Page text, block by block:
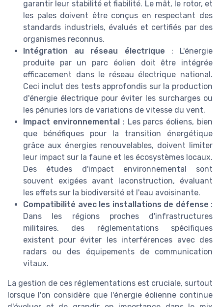
garantir leur stabilité et fiabilité. Le mât, le rotor, et
les pales doivent être conçus en respectant des
standards industriels, évalués et certifiés par des
organismes reconnus.
Intégration au réseau électrique : L'énergie
produite par un parc éolien doit être intégrée
efficacement dans le réseau électrique national.
Ceci inclut des tests approfondis sur la production
d'énergie électrique pour éviter les surcharges ou
les pénuries lors de variations de vitesse du vent.
Impact environnemental: Les parcs éoliens, bien
que bénéfiques pour la transition énergétique
grâce aux énergies renouvelables, doivent limiter
leur impact sur la faune et les écosystèmes locaux.
Des études d'impact environnemental sont
souvent exigées avant laconstruction, évaluant
les effets sur la biodiversité et l'eau avoisinante.
Compatibilité avec les installations de défense :
Dans les régions proches d'infrastructures
militaires, des réglementations spécifiques
existent pour éviter les interférences avec des
radars ou des équipements de communication
vitaux.
La gestion de ces réglementations est cruciale, surtout
lorsque l'on considère que l'énergie éolienne continue